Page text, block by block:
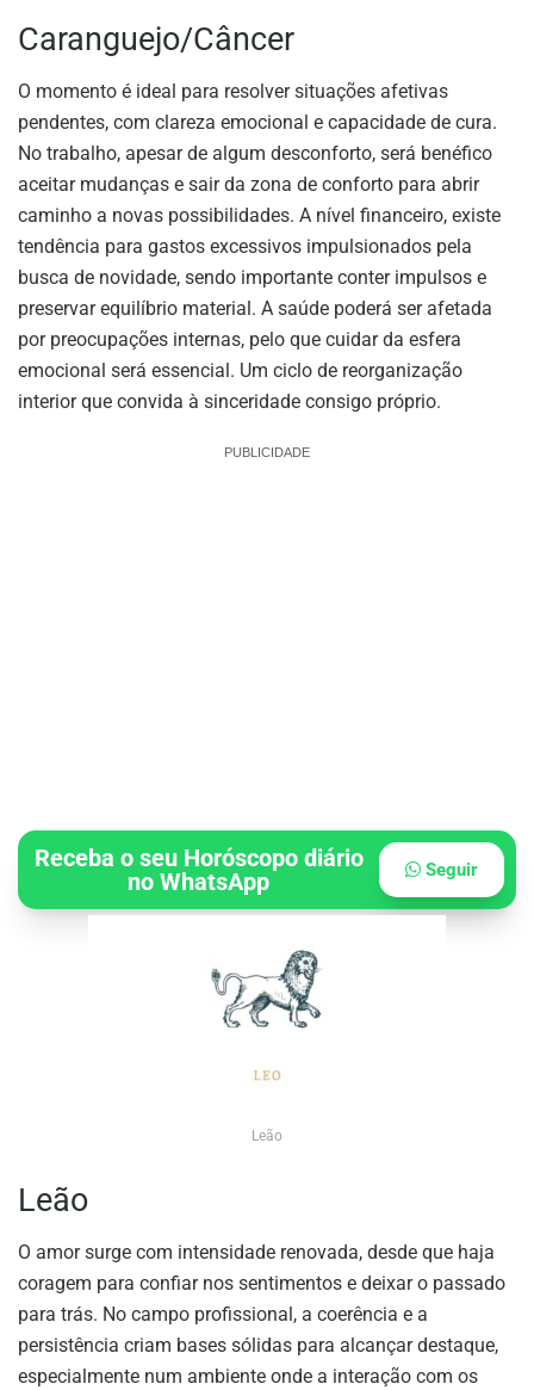
Caranguejo/Câncer
O momento é ideal para resolver situações afetivas
pendentes, com clareza emocional e capacidade de cura.
No trabalho, apesar de algum desconforto, será benéfico
aceitar mudanças e sair da zona de conforto para abrir
caminho a novas possibilidades. A nível financeiro, existe
tendência para gastos excessivos impulsionados pela
busca de novidade, sendo importante conter impulsos e
preservar equilíbrio material. A saúde poderá ser afetada
por preocupações internas, pelo que cuidar da esfera
emocional será essencial. Um ciclo de reorganização
interior que convida à sinceridade consigo próprio.
PUBLICIDADE
Receba o seu Horóscopo diário
no WhatsApp
Seguir
Leão
Leão
O amor surge com intensidade renovada, desde que haja
coragem para confiar nos sentimentos e deixar o passado
para trás. No campo profissional, a coerência e a
persistência criam bases sólidas para alcançar destaque,
especialmente num ambiente onde a interação com os